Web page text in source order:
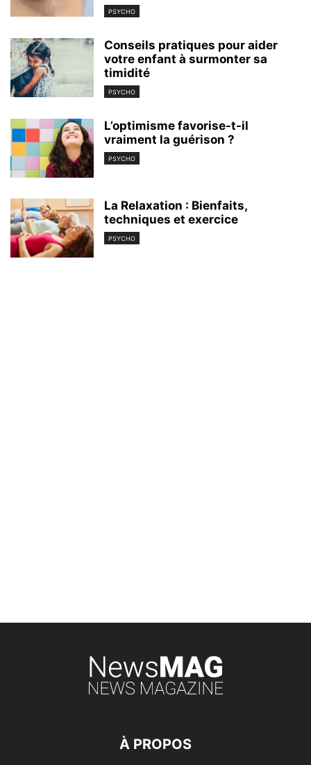
PSYCHO
Conseils pratiques pour aider
votre enfant à surmonter sa
timidité
PSYCHO
L’optimisme favorise-t-il
vraiment la guérison ?
PSYCHO
La Relaxation : Bienfaits,
techniques et exercice
PSYCHO
À PROPOS